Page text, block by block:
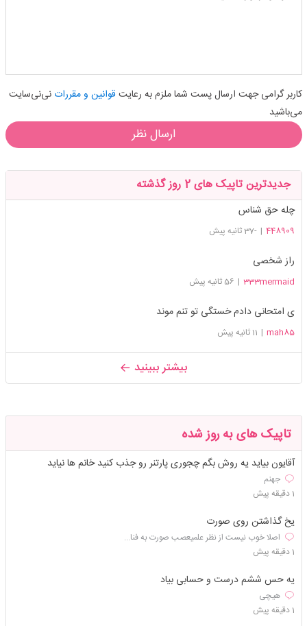
کاربر گرامی جهت ارسال پست شما ملزم به رعایت قوانین و مقرراتنی‌نی‌سایت
می‌باشید
ارسال نظر
جدیدترین تاپیک های 2 روز گذشته
چله حق شناس
448909
| -37 ثانیه پیش
راز شخصی
333mermaid
| 56 ثانیه پیش
ی امتحانی دادم خستگی تو تنم موند
mah85
| 11 ثانیه پیش
بیشتر ببینید
تاپیک های به روز شده
آقایون بیاید یه روش بگم چجوری پارتنر رو جذب کنید خانم ها نیاید
جهنم
1 دقیقه پیش
یخ گذاشتن روی صورت
اصلا خوب نیست از نظر علمیعصب صورت به فنا...
1 دقیقه پیش
یه حس ششم درست و حسابی بیاد
هیچی
1 دقیقه پیش